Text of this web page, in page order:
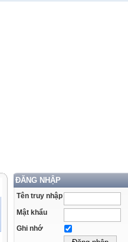
ĐĂNG NHẬP
Tên truy nhập
Mật khẩu
Ghi nhớ